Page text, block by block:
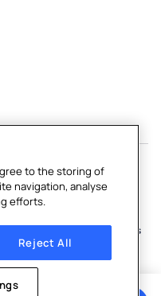
PORTUGAL S.A.
de Cookies|Cookies
to the storing of
navigation, analyse
efforts.
Reject All